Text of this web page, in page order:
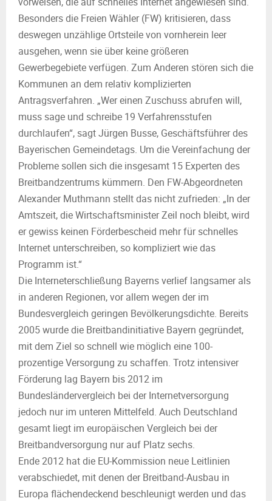
Besonders die Freien Wähler (FW) kritisieren, dass
deswegen unzählige Ortsteile von vornherein leer
ausgehen, wenn sie über keine größeren
Gewerbegebiete verfügen. Zum Anderen stören sich die
Kommunen an dem relativ komplizierten
Antragsverfahren. „Wer einen Zuschuss abrufen will,
muss sage und schreibe 19 Verfahrensstufen
durchlaufen“, sagt Jürgen Busse, Geschäftsführer des
Bayerischen Gemeindetags. Um die Vereinfachung der
Probleme sollen sich die insgesamt 15 Experten des
Breitbandzentrums kümmern. Den FW-Abgeordneten
Alexander Muthmann stellt das nicht zufrieden: „In der
Amtszeit, die Wirtschaftsminister Zeil noch bleibt, wird
er gewiss keinen Förderbescheid mehr für schnelles
Internet unterschreiben, so kompliziert wie das
Programm ist.“
Die Interneterschließung Bayerns verlief langsamer als
in anderen Regionen, vor allem wegen der im
Bundesvergleich geringen Bevölkerungsdichte. Bereits
2005 wurde die Breitbandinitiative Bayern gegründet,
mit dem Ziel so schnell wie möglich eine 100-
prozentige Versorgung zu schaffen. Trotz intensiver
Förderung lag Bayern bis 2012 im
Bundesländervergleich bei der Internetversorgung
jedoch nur im unteren Mittelfeld. Auch Deutschland
gesamt liegt im europäischen Vergleich bei der
Breitbandversorgung nur auf Platz sechs.
Ende 2012 hat die EU-Kommission neue Leitlinien
verabschiedet, mit denen der Breitband-Ausbau in
Europa flächendeckend beschleunigt werden und das